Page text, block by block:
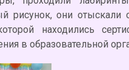
рисунок, они отыскали
находились
в образовательной